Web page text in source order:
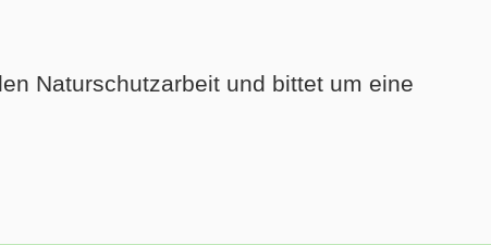
Naturschutzarbeit und bittet um eine